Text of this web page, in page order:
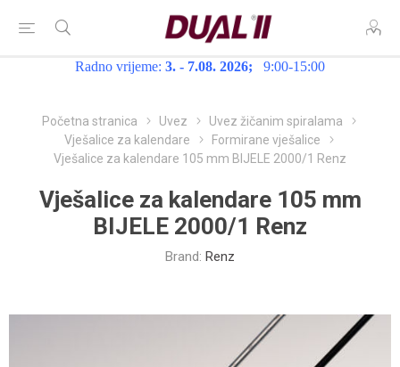
Radno vrijeme: 3. - 7.08. 2026; 9:00-15:00
Početna stranica Uvez
Uvez žičanim spiralama
Vješalice za kalendare
Formirane vješalice
Vješalice za kalendare 105 mm BIJELE 2000/1 Renz
Vješalice za kalendare 105 mm
BIJELE 2000/1 Renz
Brand: Renz